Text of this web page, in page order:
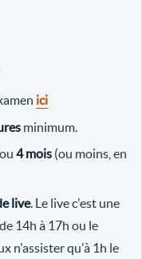
ici
minimum.
4 mois (ou moins, en
live. Le live c'est une
14h à 17h ou le
n'assister qu'à 1h le